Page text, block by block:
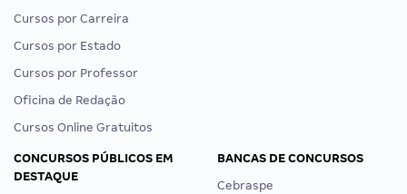
Cursos por Carreira
Cursos por Estado
Cursos por Professor
Oficina de Redação
Cursos Online Gratuitos
CONCURSOS PÚBLICOS EM
DESTAQUE
BANCAS DE CONCURSOS
Cebraspe